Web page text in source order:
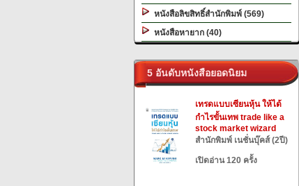
หนังสือลิขสิทธิ์สำนักพิมพ์ (569)
หนังสือหายาก (40)
5 อันดับหนังสือยอดนิยม
เทรดแบบเซียนหุ้น ให้ได้
กำไรขั้นเทพ trade like a
stock market wizard
สำนักพิมพ์ เนชั่นบุ๊คส์ (2ปี)
เปิดอ่าน 120 ครั้ง